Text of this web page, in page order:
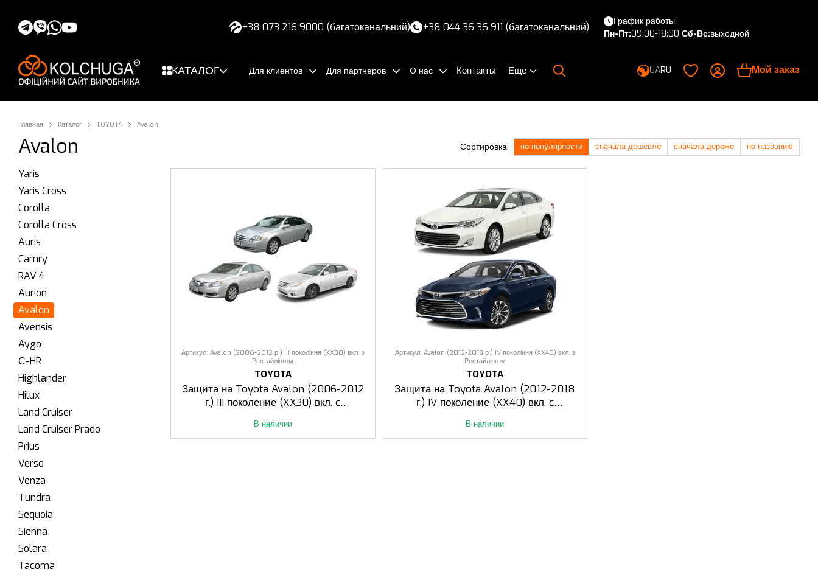
+38 073 216 9000 (багатоканальний) +38 044 36 36 911 (багатоканальний)
График работы:
Пн-Пт:09:00-18:00 Сб-Вс:выходной
КАТАЛОГ Для клиентов Для партнеров О нас Контакты Еще UARU Мой заказ
Главная Каталог TOYOTA Avalon
Avalon Сортировка: по популярности сначала дешевле сначала дороже по названию
Артикул: Avalon (2006-2012 р.) III покоління (XX30) вкл. з
Рестайлінгом
TOYOTA
Защита на Toyota Avalon (2006-2012
г.) III поколение (XX30) вкл. c
В наличии
Артикул: Avalon (2012-2018 р.) IV покоління (XX40) вкл. з
Рестайлінгом
TOYOTA
Защита на Toyota Avalon (2012-2018
г.) IV поколение (XX40) вкл. c
В наличии
Yaris
Yaris Cross
Corolla
Corolla Cross
Auris
Camry
RAV 4
Aurion
Avalon
Avensis
Aygo
С-HR
Highlander
Hilux
Land Cruiser
Land Cruiser Prado
Prius
Verso
Venza
Tundra
Sequoia
Sienna
Solara
Tacoma